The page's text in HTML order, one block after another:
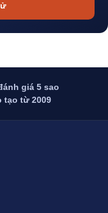
giá 5 sao
tạo từ 2009